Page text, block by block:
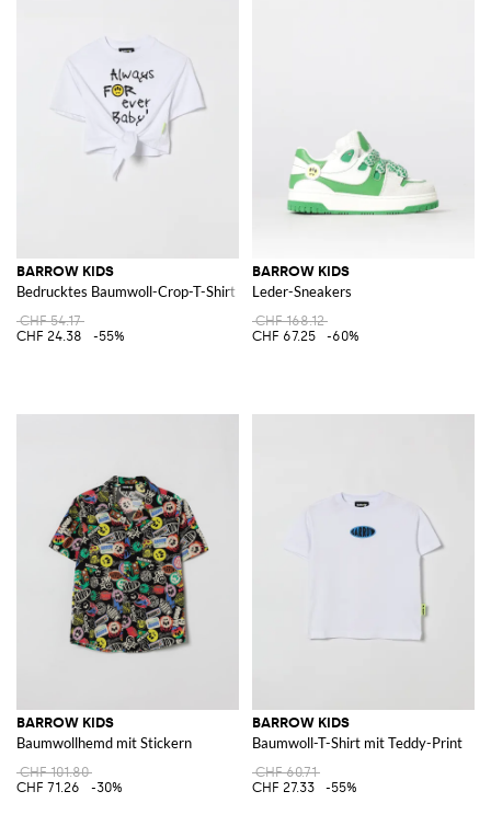
BARROW KIDS
Bedrucktes Baumwoll-Crop-T-Shirt
CHF 54.17
CHF 24.38
-55%
BARROW KIDS
Leder-Sneakers
CHF 168.12
CHF 67.25
-60%
BARROW KIDS
Baumwollhemd mit Stickern
CHF 101.80
CHF 71.26
-30%
BARROW KIDS
Baumwoll-T-Shirt mit Teddy-Print
CHF 60.71
CHF 27.33
-55%